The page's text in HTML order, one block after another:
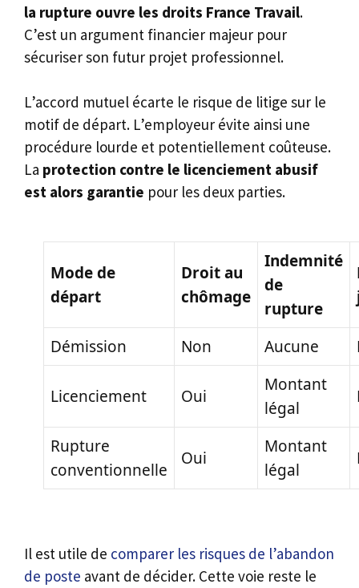
la rupture ouvre les droits France Travail.
C’est un argument financier majeur pour
sécuriser son futur projet professionnel.
L’accord mutuel écarte le risque de litige sur le
motif de départ. L’employeur évite ainsi une
procédure lourde et potentiellement coûteuse.
La protection contre le licenciement abusif
est alors garantie pour les deux parties.
Mode de
départ
Droit au
chômage
Indemnité
de
rupture
Démission Non Aucune
Licenciement Oui
Montant
légal
Rupture
conventionnelle
Oui
Montant
légal
Il est utile de comparer les risques de l’abandon
de poste avant de décider. Cette voie reste le